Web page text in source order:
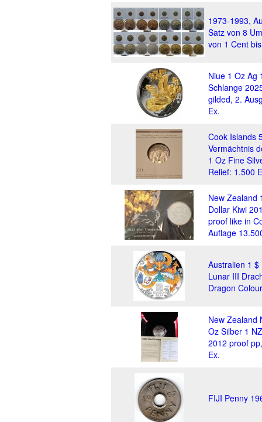
1973-1993,
Satz von 8
von 1 Cent
Niue 1 Oz Ag
Schlange
gilded, 2.
Ex.
Cook Islands
Vermächtnis
1 Oz Fine
Relief: 1.500
New Zealand
Dollar Kiwi
proof like in
Auflage
Australien 1 $
Lunar III
Dragon
New Zealand
Oz Silber 1
2012 proof
Ex.
FIJI Penny